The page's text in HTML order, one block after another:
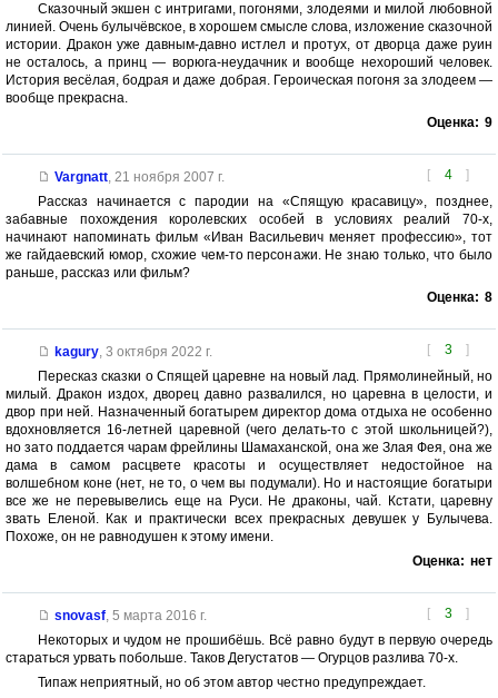
Сказочный экшен с интригами, погонями, злодеями и милой любовной
линией. Очень булычёвское, в хорошем смысле слова, изложение сказочной
истории. Дракон уже давным-давно истлел и протух, от дворца даже руин
не осталось, а принц — ворюга-неудачник и вообще нехороший человек.
История весёлая, бодрая и даже добрая. Героическая погоня за злодеем —
вообще прекрасна.
Оценка: 9
[ 4 ]
Vargnatt, 21 ноября 2007 г.
Рассказ начинается с пародии на «Спящую красавицу», позднее,
забавные похождения королевских особей в условиях реалий 70-х,
начинают напоминать фильм «Иван Васильевич меняет профессию», тот
же гайдаевский юмор, схожие чем-то персонажи. Не знаю только, что было
раньше, рассказ или фильм?
Оценка: 8
[ 3 ]
kagury, 3 октября 2022 г.
Пересказ сказки о Спящей царевне на новый лад. Прямолинейный, но
милый. Дракон издох, дворец давно развалился, но царевна в целости, и
двор при ней. Назначенный богатырем директор дома отдыха не особенно
вдохновляется 16-летней царевной (чего делать-то с этой школьницей?),
но зато поддается чарам фрейлины Шамаханской, она же Злая Фея, она же
дама в самом расцвете красоты и осуществляет недостойное на
волшебном коне (нет, не то, о чем вы подумали). Но и настоящие богатыри
все же не перевывелись еще на Руси. Не драконы, чай. Кстати, царевну
звать Еленой. Как и практически всех прекрасных девушек у Булычева.
Похоже, он не равнодушен к этому имени.
Оценка: нет
[ 3 ]
snovasf, 5 марта 2016 г.
Некоторых и чудом не прошибёшь. Всё равно будут в первую очередь
стараться урвать побольше. Таков Дегустатов — Огурцов разлива 70-х.
Типаж неприятный, но об этом автор честно предупреждает.